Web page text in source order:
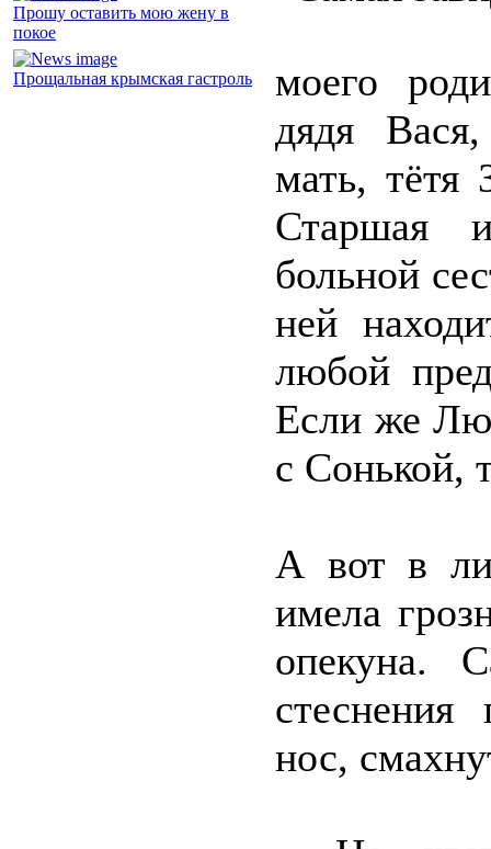
Прошу оставить мою жену в
покое
Прощальная крымская гастроль
моего
дядя
мать, тётя
Старшая
больной
ней
любой
Если же
с Сонькой,
А вот в
имела
опекуна.
нос,